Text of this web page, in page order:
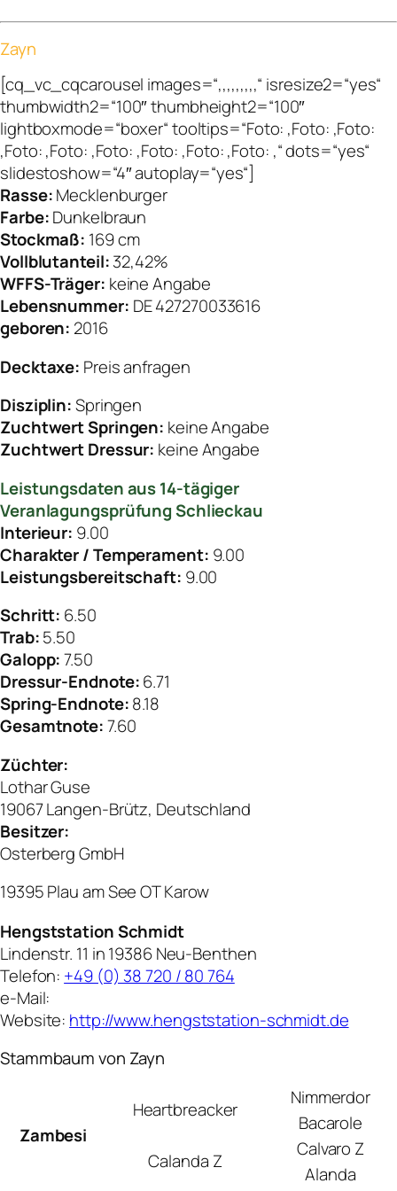
Zayn
[cq_vc_cqcarousel images=“,,,,,,,,,“ isresize2=“yes“
thumbwidth2=“100″ thumbheight2=“100″
lightboxmode=“boxer“ tooltips=“Foto: ,Foto: ,Foto:
,Foto: ,Foto: ,Foto: ,Foto: ,Foto: ,Foto: ,“ dots=“yes“
slidestoshow=“4″ autoplay=“yes“]
Rasse:Mecklenburger
Farbe:Dunkelbraun
Stockmaß: 169 cm
Vollblutanteil:32,42%
WFFS-Träger: keine Angabe
Lebensnummer: DE 427270033616
geboren: 2016
Decktaxe: Preis anfragen
Disziplin:Springen
Zuchtwert Springen: keine Angabe
Zuchtwert Dressur: keine Angabe
Leistungsdaten aus 14-tägiger
Veranlagungsprüfung Schlieckau
Interieur: 9.00
Charakter / Temperament: 9.00
Leistungsbereitschaft: 9.00
Schritt: 6.50
Trab:5.50
Galopp:7.50
Dressur-Endnote:6.71
Spring-Endnote:8.18
Gesamtnote:7.60
Züchter:
Lothar Guse
19067 Langen-Brütz, Deutschland
Besitzer:
Osterberg GmbH
19395 Plau am See OT Karow
Hengststation Schmidt
Lindenstr. 11 in 19386 Neu-Benthen
Telefon: +49 (0) 38 720 / 80 764
e-Mail:
Website: http://www.hengststation-schmidt.de
Stammbaum von Zayn
Zambesi
Heartbreacker
Nimmerdor
Bacarole
Calanda Z
Calvaro Z
Alanda